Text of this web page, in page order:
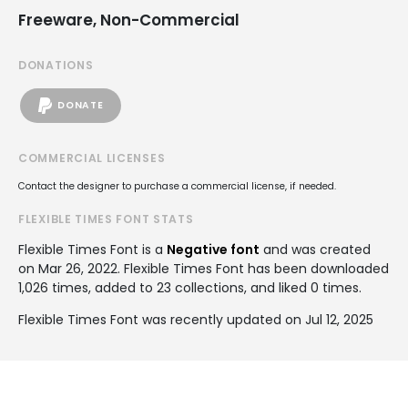
Freeware, Non-Commercial
DONATIONS
DONATE
COMMERCIAL LICENSES
Contact the designer to purchase a commercial license, if needed.
FLEXIBLE TIMES FONT STATS
Flexible Times Font is a Negative font and was created
on Mar 26, 2022. Flexible Times Font has been downloaded
1,026 times, added to 23 collections, and liked 0 times.
Flexible Times Font was recently updated on Jul 12, 2025